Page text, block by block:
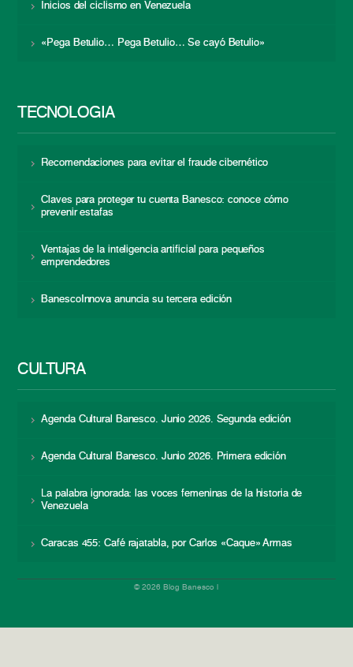
Inicios del ciclismo en Venezuela
«Pega Betulio… Pega Betulio… Se cayó Betulio»
TECNOLOGÍA
Recomendaciones para evitar el fraude cibernético
Claves para proteger tu cuenta Banesco: conoce cómo
prevenir estafas
Ventajas de la inteligencia artificial para pequeños
emprendedores
BanescoInnova anuncia su tercera edición
CULTURA
Agenda Cultural Banesco. Junio 2026. Segunda edición
Agenda Cultural Banesco. Junio 2026. Primera edición
La palabra ignorada: las voces femeninas de la historia de
Venezuela
Caracas 455: Café rajatabla, por Carlos «Caque» Armas
© 2026 Blog Banesco |